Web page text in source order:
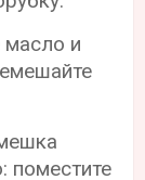
масло и
поместите